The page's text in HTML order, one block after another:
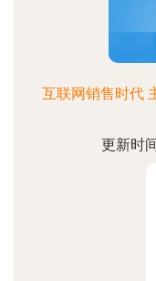
互联网销售时代
更新时